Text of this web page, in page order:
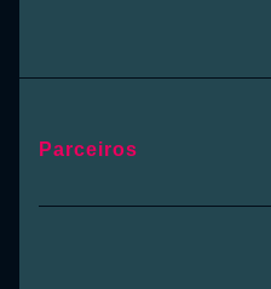
Parceiros